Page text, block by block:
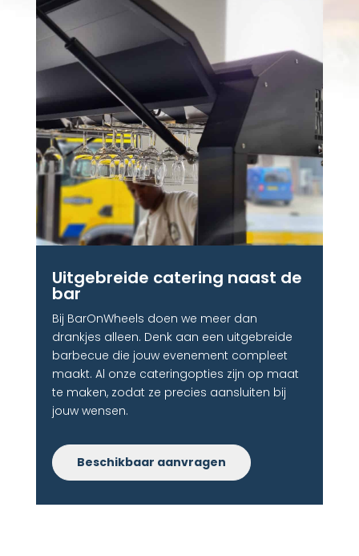
Uitgebreide catering naast de
bar
Bij BarOnWheels doen we meer dan
drankjes alleen. Denk aan een uitgebreide
barbecue die jouw evenement compleet
maakt. Al onze cateringopties zijn op maat
te maken, zodat ze precies aansluiten bij
jouw wensen.
Beschikbaar aanvragen